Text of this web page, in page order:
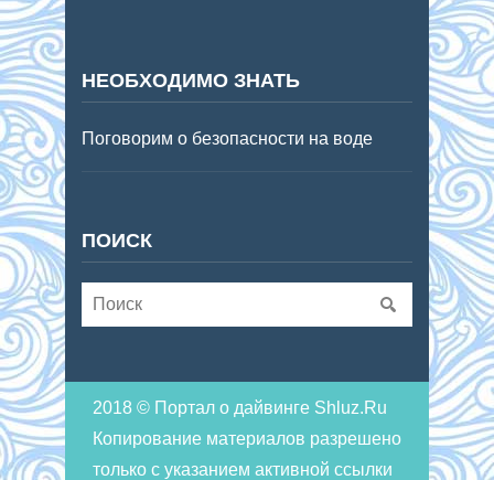
НЕОБХОДИМО ЗНАТЬ
Поговорим о безопасности на воде
ПОИСК
2018 © Портал о дайвинге Shluz.Ru
Копирование материалов разрешено
только с указанием активной ссылки